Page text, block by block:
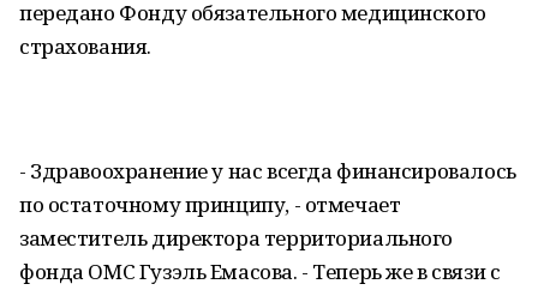
передано Фонду обязательного медицинского
страхования.
- Здравоохранение у нас всегда финансировалось
по остаточному принципу, - отмечает
заместитель директора территориального
фонда ОМС Гузэль Емасова. - Теперь же в связи с